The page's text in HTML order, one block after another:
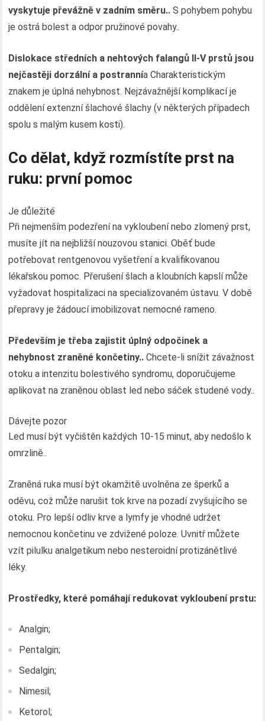
vyskytuje převážně v zadním směru.. S pohybem pohybu
je ostrá bolest a odpor pružinové povahy..
Dislokace středních a nehtových falangů II-V prstů jsou
nejčastěji dorzální a postrannía Charakteristickým
znakem je úplná nehybnost. Nejzávažnější komplikací je
oddělení extenzní šlachové šlachy (v některých případech
spolu s malým kusem kosti).
Co dělat, když rozmístíte prst na
ruku: první pomoc
Je důležité
Při nejmenším podezření na vykloubení nebo zlomený prst,
musíte jít na nejbližší nouzovou stanici. Oběť bude
potřebovat rentgenovou vyšetření a kvalifikovanou
lékařskou pomoc. Přerušení šlach a kloubních kapslí může
vyžadovat hospitalizaci na specializovaném ústavu. V době
přepravy je žádoucí imobilizovat nemocné rameno.
Především je třeba zajistit úplný odpočinek a
nehybnost zraněné končetiny.. Chcete-li snížit závažnost
otoku a intenzitu bolestivého syndromu, doporučujeme
aplikovat na zraněnou oblast led nebo sáček studené vody..
Dávejte pozor
Led musí být vyčištěn každých 10-15 minut, aby nedošlo k
omrzlině..
Zraněná ruka musí být okamžitě uvolněna ze šperků a
oděvu, což může narušit tok krve na pozadí zvyšujícího se
otoku. Pro lepší odliv krve a lymfy je vhodné udržet
nemocnou končetinu ve zdvižené poloze. Uvnitř můžete
vzít pilulku analgetikum nebo nesteroidní protizánětlivé
léky.
Prostředky, které pomáhají redukovat vykloubení prstu:
Analgin;
Pentalgin;
Sedalgin;
Nimesil;
Ketorol;